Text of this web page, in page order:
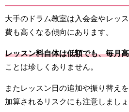
大手のドラム教室は入会金やレッ
費も高くなる傾向にあります。
レッスン料自体は低額でも、毎月
ことは珍しくありません。
またレッスン日の追加や振り替え
加算されるリスクにも注意しましょ